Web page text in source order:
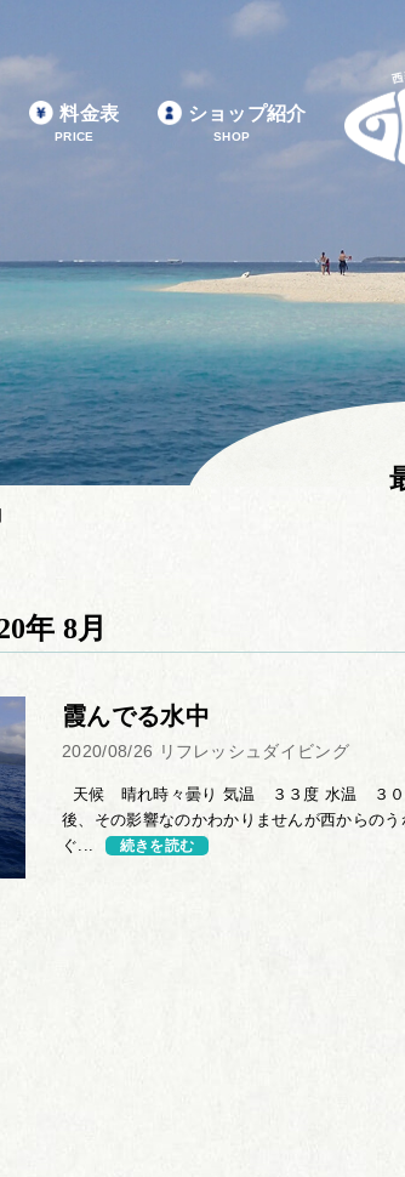
料金表
PRICE
ショップ紹介
SHOP
年 8月
霞んでる水中
2020/08/26 リフレッシュダイビング
天候 晴れ時々曇り 気温 ３３度 水温 ３
後、その影響なのかわかりませんが西からの
ぐ...
続きを読む